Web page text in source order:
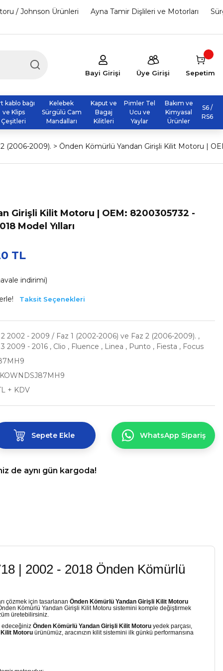
/ Johnson Ürünleri Ayna Tamir Dişlileri ve Motorları
Bayi Girişi Üye Girişi Sepetim
kablo bağı
ve Klips
Çeşitleri
Kelebek
Sürgülü Cam
Mandalları
Kaput ve
Bagaj
Kilitleri
Pimler Tel
Ucu ve
Yaylar
Bakım ve
Kimyasal
Ürünler
S6 /
RS6
(2006-2009). Önden Kömürlü Yandan Girişli Kilit Motoru |
Girişli Kilit Motoru | OEM: 8200305732 -
Model Yılları
TL
indirimi)
Taksit Seçenekleri
2002 - 2009 / Faz 1 (2002-2006) ve Faz 2 (2006-2009). ,
2009 - 2016 , Clio , Fluence , Linea , Punto , Fiesta , Focus
+ KDV
Sepete Ekle WhatsApp Sipariş
de aynı gün kargoda!
| 2002 - 2018 Önden Kömürlü
çözmek için tasarlanan Önden Kömürlü Yandan Girişli Kilit Motoru
Kömürlü Yandan Girişli Kilit Motoru sistemini komple değiştirmek
üretebilirsiniz.
edeceğiniz Önden Kömürlü Yandan Girişli Kilit Motoru yedek parçası,
Motoru ürünümüz, aracınızın kilit sistemini ilk günkü performansına